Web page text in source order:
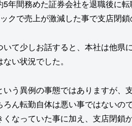
年間務めた証券会社を退職後に
クで売上が激減した事で支店閉鎖
て少しお話すると、本社は他県
い状況でした。
いう異例の事態ではありますが
ん転勤自体は悪い事ではないの
なっていた事に加え、支店閉